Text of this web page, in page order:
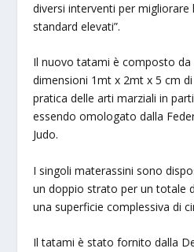
diversi interventi per
standard elevati”.
Il nuovo tatami è composto da
dimensioni 1mt x 2mt x 5 cm
pratica delle arti marziali in
essendo omologato dalla
Judo.
I singoli materassini sono
un doppio strato per un totale
una superficie complessiva di
Il tatami è stato fornito dalla